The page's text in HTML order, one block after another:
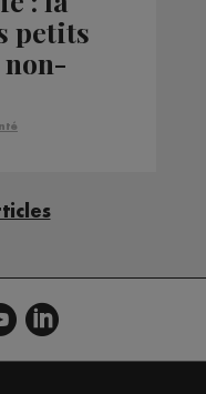
petits